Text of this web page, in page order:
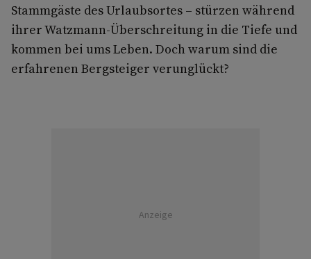
Stammgäste des Urlaubsortes – stürzen während
ihrer Watzmann-Überschreitung in die Tiefe und
kommen bei ums Leben. Doch warum sind die
erfahrenen Bergsteiger verunglückt?
Anzeige